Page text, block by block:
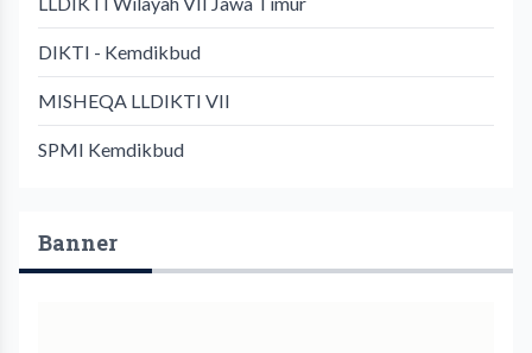
DIKTI - Kemdikbud
MISHEQA LLDIKTI VII
SPMI Kemdikbud
Banner